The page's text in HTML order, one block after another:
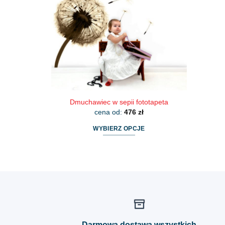
Dmuchawiec w sepii fototapeta
cena od: 476 zł
WYBIERZ OPCJE
Opcje
można
wybrać